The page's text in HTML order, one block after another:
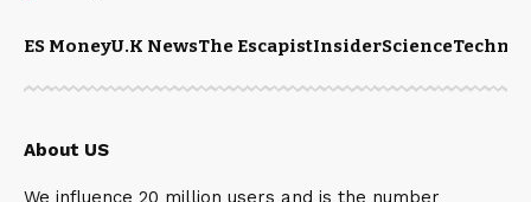
ES MoneyU.K NewsThe EscapistInsiderScience
About US
We influence 20 million users and is the number